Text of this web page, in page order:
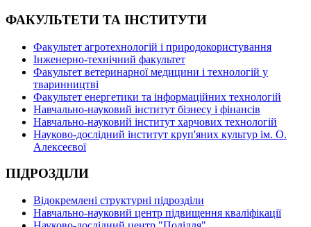
ФАКУЛЬТЕТИ ТА ІНСТИТУТИ
Факультет агротехнологій і природокористування
Інженерно-технічний факультет
Факультет ветеринарної медицини і технологій у
тваринництві
Факультет енергетики та інформаційних технологій
Навчально-науковий інститут бізнесу і фінансів
Навчально-науковий інститут харчових технологій
Науково-дослідний інститут круп'яних культур ім. О.
Алексеєвої
ПІДРОЗДІЛИ
Відокремлені структурні підрозділи
Навчально-науковий центр підвищення кваліфікації